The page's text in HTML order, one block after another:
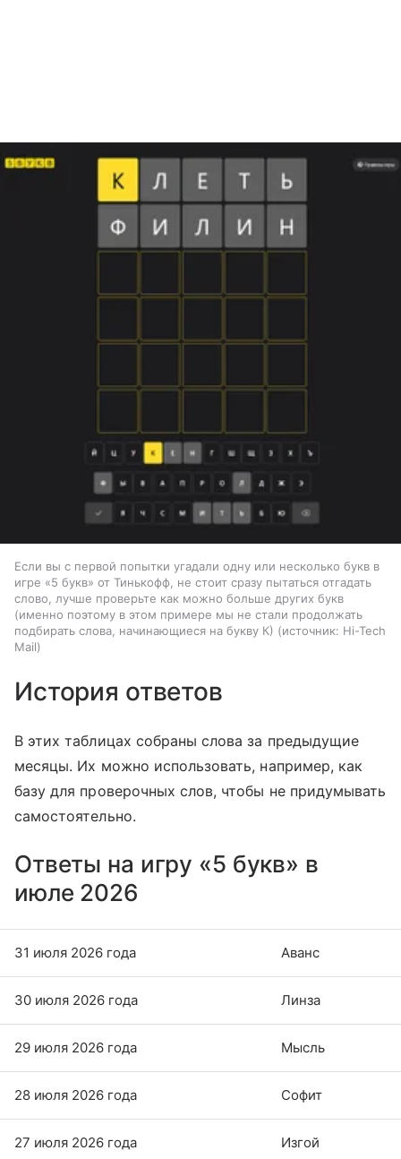
Если вы с первой попытки угадали одну или несколько букв в
игре «5 букв» от Тинькофф, не стоит сразу пытаться отгадать
слово, лучше проверьте как можно больше других букв
(именно поэтому в этом примере мы не стали продолжать
подбирать слова, начинающиеся на букву К)
источник: Hi-Tech
Mail
История ответов
В этих таблицах собраны слова за предыдущие
месяцы. Их можно использовать, например, как
базу для проверочных слов, чтобы не придумывать
самостоятельно.
Ответы на игру «5 букв» в
июле 2026
31 июля 2026 года Аванс
30 июля 2026 года Линза
29 июля 2026 года Мысль
28 июля 2026 года Софит
27 июля 2026 года Изгой